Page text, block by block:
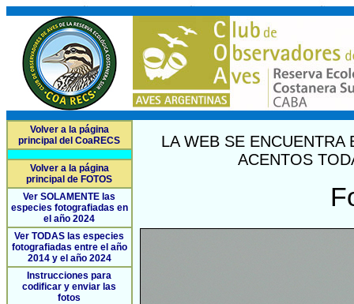
Volver a la página
principal del CoaRECS
Volver a la página
principal de FOTOS
Ver SOLAMENTE las
especies fotografiadas en
el año 2024
Ver TODAS las especies
fotografiadas entre el año
2014 y el año 2024
Instrucciones para
codificar y enviar las
fotos
LA WEB SE
ACENTOS